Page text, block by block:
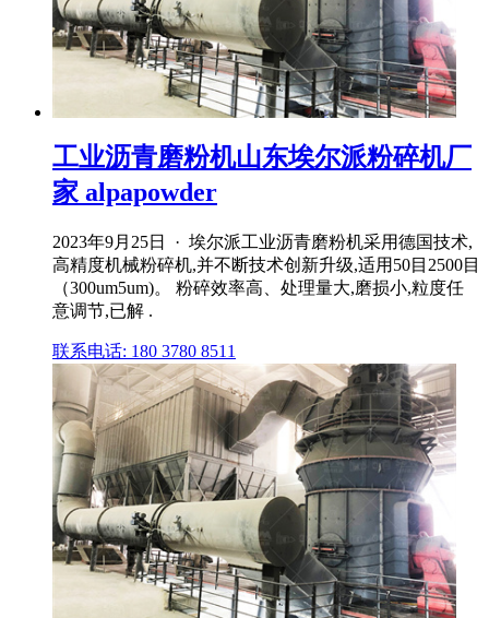
工业沥青磨粉机山东埃尔派粉碎机厂
家 alpapowder
2023年9月25日 · 埃尔派工业沥青磨粉机采用德国技术,
高精度机械粉碎机,并不断技术创新升级,适用50目2500目
（300um5um)。 粉碎效率高、处理量大,磨损小,粒度任
意调节,已解 .
联系电话: 180 3780 8511